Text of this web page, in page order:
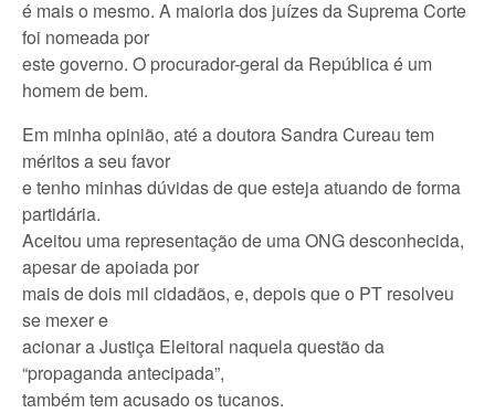
é mais o mesmo. A maioria dos juízes da Suprema Corte
foi nomeada por
este governo. O procurador-geral da República é um
homem de bem.
Em minha opinião, até a doutora Sandra Cureau tem
méritos a seu favor
e tenho minhas dúvidas de que esteja atuando de forma
partidária.
Aceitou uma representação de uma ONG desconhecida,
apesar de apoiada por
mais de dois mil cidadãos, e, depois que o PT resolveu
se mexer e
acionar a Justiça Eleitoral naquela questão da
“propaganda antecipada”,
também tem acusado os tucanos.